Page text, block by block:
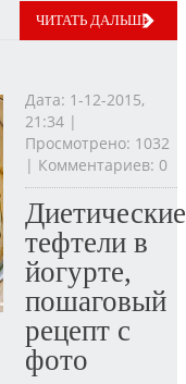
ЧИТАТЬ ДАЛЬШЕ
Дата: 1-12-2015,
21:34 |
Просмотрено: 1032
| Комментариев: 0
Диетические
тефтели в
йогурте,
пошаговый
рецепт с
фото